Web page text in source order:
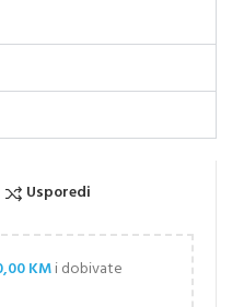
Usporedi
KMi dobivate